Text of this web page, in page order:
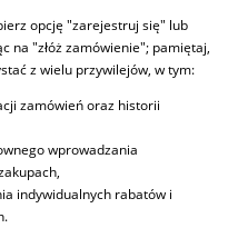
opcję "zarejestruj się" lub
na "złóż zamówienie"; pamiętaj,
z wielu przywilejów, w tym:
zamówień oraz historii
wprowadzania
indywidualnych rabatów i